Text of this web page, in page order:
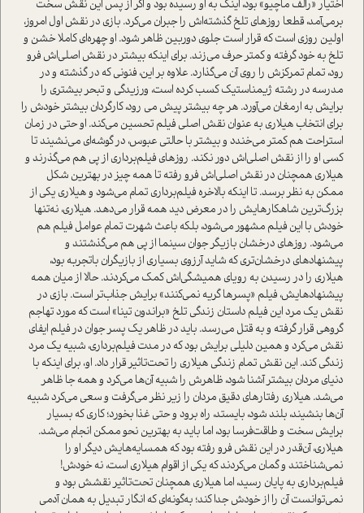
اختیار «رالف ماچیو» بود، اینک به او رسیده بود و اگر از پس این نقش سخت
برمی‌آمد، قطعا روزهای تلخ گذشته‌اش را جبران می‌کرد. بازی در نقش اول امروز،
اولین روزی است که قرار است جلوی دوربین ظاهر شود. او چهره‌ای کاملا خشن و
تلخ به خود گرفته و کمتر حرف می‌زند. برای اینکه بیشتر در نقش اصلی‌اش فرو
رود، تمام تمرکزش را روی آن می‌گذارد. علاوه بر این، فنونی که در گذشته و در
مدرسه در رشته ژیمناستیک کسب کرده است، ورزیدگی و تبحر بیشتری را
برایش به ارمغان می‌آورد. هر چه بیشتر پیش می رود، کارگردان بیشتر خودش را
برای انتخاب هیلاری به عنوان نقش اصلی فیلم تحسین می‌کند. او حتی در زمان
استراحت هم کمتر می‌خندد و بیشتر با حالتی عبوس، در گوشه‌ای می‌نشیند تا
کسی او را از نقش اصلی‌اش دور نکند. روزهای فیلم‌برداری از پی هم می‌گذرند و
هیلاری همچنان در نقش اصلی‌اش فرو رفته تا همه چیز در بهترین شکل
ممکن به نظر برسد. تا اینکه بالاخره فیلم‌برداری تمام می‌شود و هیلاری یکی از
بزرگ‌ترین شاهکارهایش را در معرض دید همه قرار می‌دهد. هیلاری، نه‌تنها
خودش با این فیلم مشهور می‌شود، بلکه باعث شهرت تمام عوامل فیلم هم
می‌شود. روزهای درخشان بازیگر جوان سینما از پی هم می‌گذشتند و
پیشنهاد‌های درخشان‌تری که شاید آرزوی بسیاری از بازیگران با‌تجربه بود،
هیلاری را در رسیدن به رویای همیشگی‌اش کمک می‌کردند. حالا از میان همه
پیشنهاد‌هایش، فیلم «پسر‌ها گریه نمی‌کنند» برایش جذاب‌تر است. بازی در
نقش یک مرد این فیلم داستان زندگی تلخ «براندون تینا» است که مورد تهاجم
گروهی قرار گرفته و به قتل می‌رسد. باید در ظاهر یک پسر جوان در فیلم ایفای
نقش می‌کرد و همین دلیلی برایش بود که در مدت فیلم‌برداری، شبیه یک مرد
زندگی کند. این نقش تمام زندگی هیلاری را تحت‌تاثیر قرار داد. او، برای اینکه با
دنیای مردان بیشتر آشنا شود، ظاهرش را شبیه آن‌ها می‌کرد و همه جا ظاهر
می‌شد. هیلاری رفتارهای دقیق مردان را زیر نظر می‌گرفت و سعی می‌کرد شبیه
آن‌ها بنشیند، بلند شود، بایستد، راه برود و حتی غذا بخورد؛ کاری که بسیار
برایش سخت و طاقت‌فرسا بود، اما باید به بهترین نحو ممکن انجام می‌شد.
هیلاری، آن‌قدر در این نقش فرو رفته بود که همسایه‌هایش دیگر او را
نمی‌شناختند و گمان می‌کردند که یکی از اقوام هیلاری است، نه خودش!
فیلم‌برداری به پایان رسید، اما هیلاری همچنان تحت‌تاثیر نقشش بود و
نمی‌توانست آن را از خودش جدا کند؛ به‌گونه‌ای که انگار تبدیل به همان آدمی